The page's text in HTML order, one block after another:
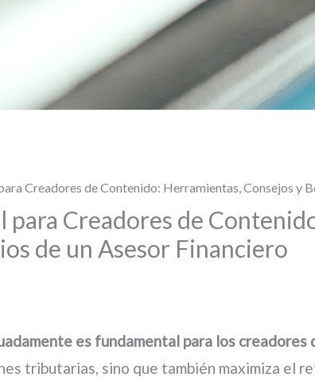
Creadores de Contenido: Herramientas, Consejos y
para Creadores de
de un Asesor Financiero
es fundamental para los creadores
tributarias, sino que también maximiza el